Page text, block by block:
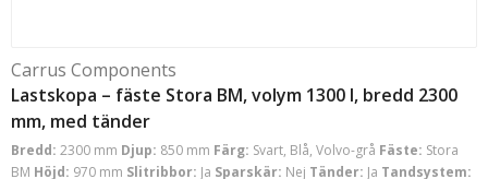
Carrus Components
Lastskopa – fäste Stora BM, volym 1300 l, bredd 2300
mm, med tänder
Bredd: 2300 mm Djup: 850 mm Färg: Svart, Blå, Volvo-grå Fäste: Stora
BM Höjd: 970 mm Slitribbor: Ja Sparskär: Nej Tänder: Ja Tandsystem: